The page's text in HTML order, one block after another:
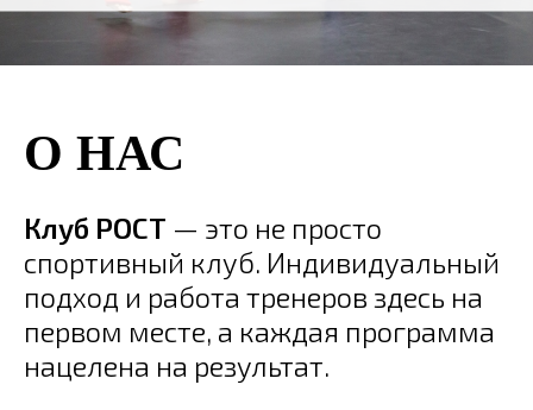
О НАС
Клуб РОСТ — это не просто
спортивный клуб. Индивидуальный
подход и работа тренеров здесь на
первом месте, а каждая программа
нацелена на результат.